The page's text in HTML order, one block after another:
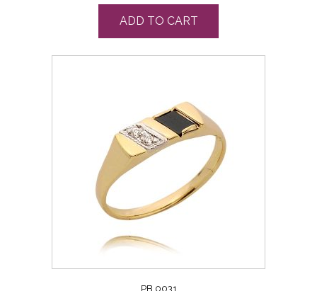
ADD TO CART
PB 0031